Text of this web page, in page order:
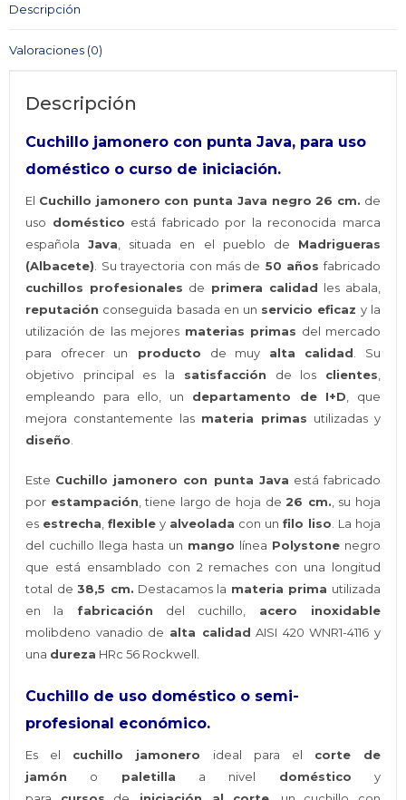
26
cantidad
Descripción
Valoraciones (0)
Descripción
Cuchillo jamonero con punta Java, para uso
doméstico o curso de iniciación.
El Cuchillo jamonero con punta Java negro 26 cm. de
uso doméstico está fabricado por la reconocida marca
españolaJava, situada en el pueblo de Madrigueras
(Albacete). Su trayectoria con más de 50 años fabricado
cuchillos profesionales de primera calidad les abala,
reputación conseguida basada en un servicio eficaz y la
utilización de las mejoresmaterias primas del mercado
para ofrecer un producto de muy alta calidad. Su
objetivo principal es la satisfacción de los clientes,
empleando para ello, un departamento de I+D, que
mejora constantemente las materia primas utilizadas y
diseño.
Este Cuchillo jamonero con punta Java está fabricado
por estampación, tiene largo de hoja de26 cm., su hoja
es estrecha,flexible y alveolada con un filo liso. La hoja
del cuchillo llega hasta un mango línea Polystonenegro
que está ensamblado con 2 remaches con una longitud
total de38,5 cm. Destacamos la materia prima utilizada
en la fabricación del cuchillo, acero inoxidable
molibdeno vanadio de alta calidad AISI 420 WNR1-4116 y
una dureza HRc 56 Rockwell.
Cuchillo de uso doméstico o semi-
profesional económico.
Es el cuchillo jamonero ideal para el corte de
jamón o paletilla a nivel doméstico y